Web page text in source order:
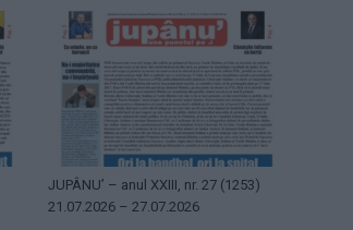
JUPÂNU’ – anul XXIII, nr. 27 (1253)
21.07.2026 – 27.07.2026